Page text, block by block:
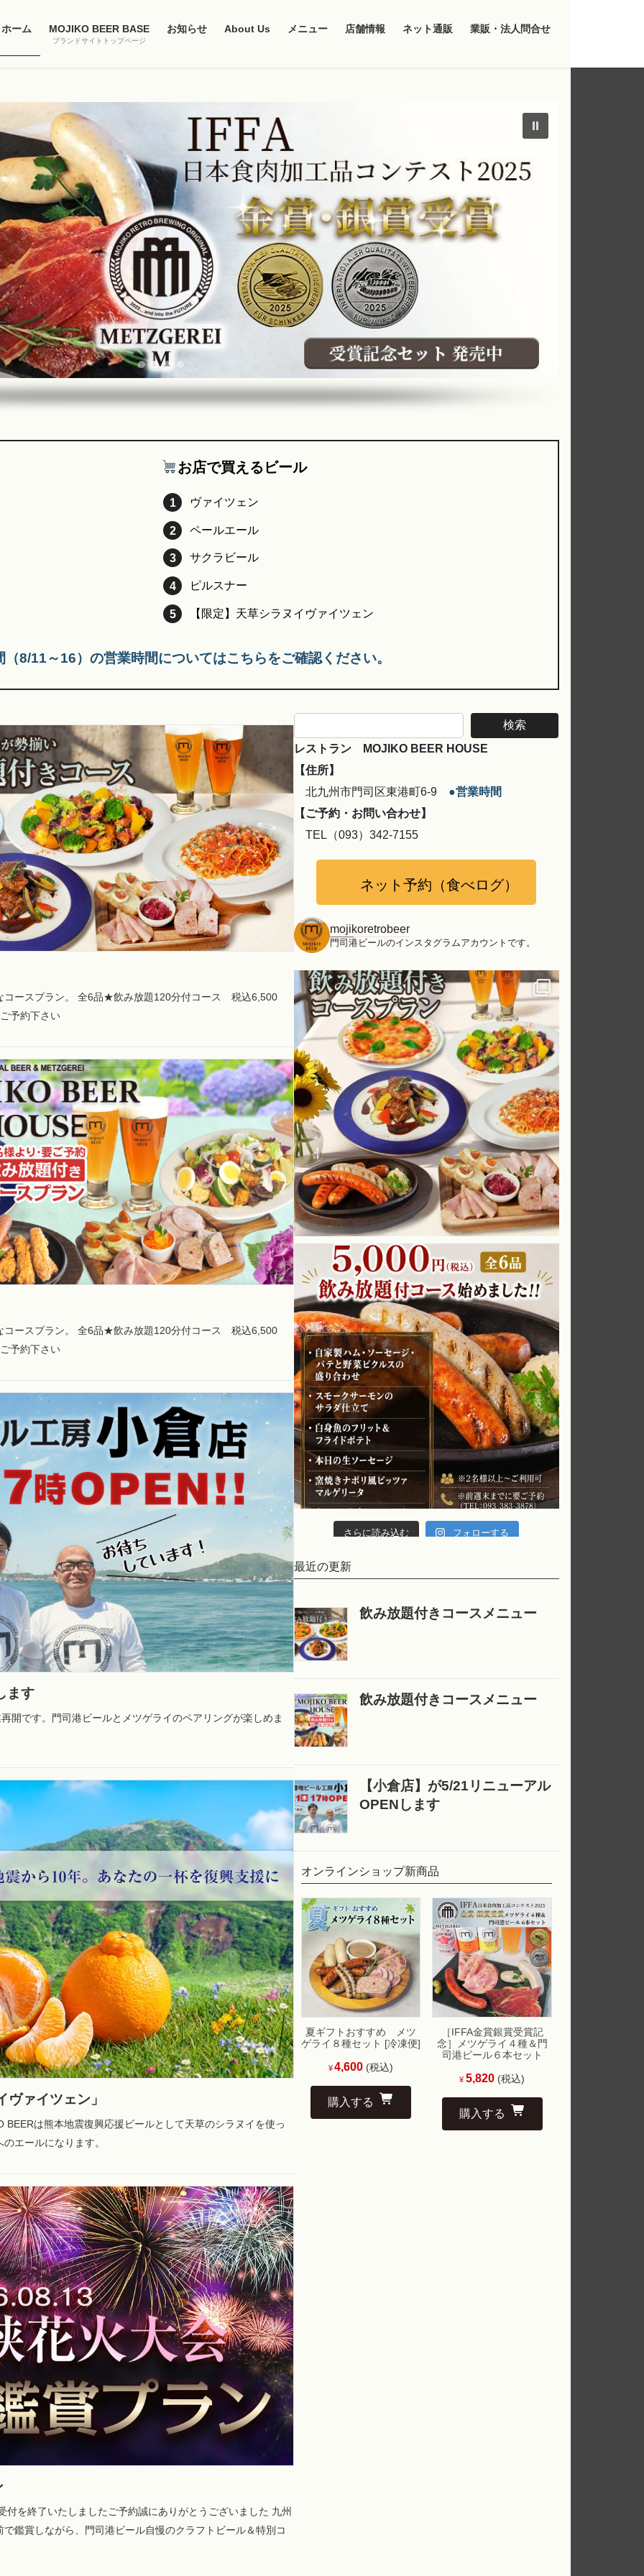
ホーム MOJIKO BEER BASE
ブランドサイトトップページ
お知らせ About Us メニュー 店舗情報 ネット通販 業販・法人問合せ
お店で買えるビール
ヴァイツェン
ペールエール
サクラビール
ピルスナー
【限定】天草シラヌイヴァイツェン
8/11～16）の営業時間についてはこちらをご確認ください。
コースプラン。 全6品★飲み放題120分付コース 税込6,500
予約下さい
コースプラン。 全6品★飲み放題120分付コース 税込6,500
予約下さい
ます
開です。門司港ビールとメツゲライのペアリングが楽しめま
ァイツェン」
は熊本地震復興応援ビールとして天草のシラヌイを使っ
エールになります。
を終了いたしましたご予約誠にありがとうございました 九州
鑑賞しながら、門司港ビール自慢のクラフトビール＆特別コ
検索
レストラン MOJIKO BEER HOUSE
【住所】
北九州市門司区東港町6-9 ●営業時間
【ご予約・お問い合わせ】
TEL（093）342-7155
ネット予約（食べログ）
mojikoretrobeer
門司港ビールのインスタグラムアカウントです。
さらに読み込む フォローする
最近の更新
飲み放題付きコースメニュー
飲み放題付きコースメニュー
【小倉店】が5/21リニューアル
OPENします
オンラインショップ新商品
夏ギフトおすすめ メツ
ゲライ８種セット [冷凍便]
¥4,600 (税込)
購入する
［IFFA金賞銀賞受賞記
念］メツゲライ４種＆門
司港ビール６本セット
¥ 5,820 (税込)
購入する